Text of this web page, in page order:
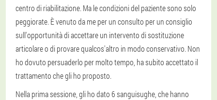
centro di riabilitazione. Ma le condizioni del paziente sono solo
peggiorate. È venuto da me per un consulto per un consiglio
sull'opportunità di accettare un intervento di sostituzione
articolare o di provare qualcos'altro in modo conservativo. Non
ho dovuto persuaderlo per molto tempo, ha subito accettato il
trattamento che gli ho proposto.
Nella prima sessione, gli ho dato 6 sanguisughe, che hanno